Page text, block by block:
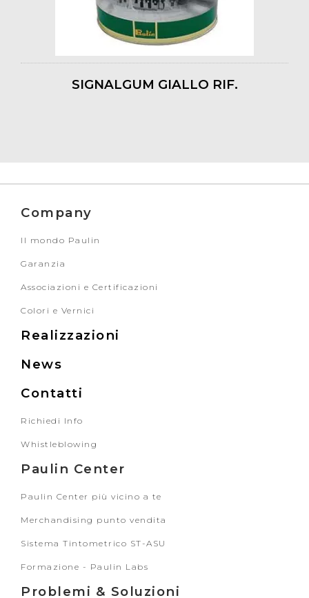
SIGNALGUM GIALLO RIF.
Company
Il mondo Paulin
Garanzia
Associazioni e Certificazioni
Colori e Vernici
Realizzazioni
News
Contatti
Richiedi Info
Whistleblowing
Paulin Center
Paulin Center più vicino a te
Merchandising punto vendita
Sistema Tintometrico ST-ASU
Formazione - Paulin Labs
Problemi & Soluzioni